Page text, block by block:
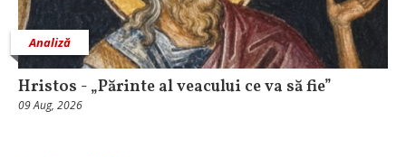
Analiză
Hristos - „Părinte al veacului ce va să fie”
09 Aug, 2026